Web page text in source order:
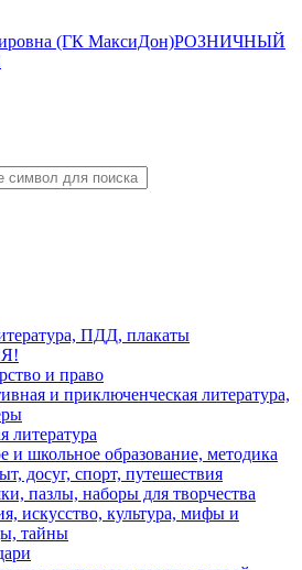
(ГК МаксиДон)РОЗНИЧНЫЙ
ПДД, плакаты
и право
и приключенческая литература,
литература
и школьное образование, методика
досуг, спорт, путешествия
пазлы, наборы для творчества
искусство, культура, мифы и
тайны